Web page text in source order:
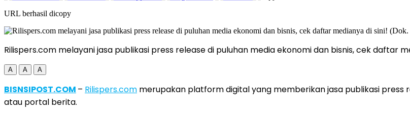
URL berhasil dicopy
Rilispers.com melayani jasa publikasi press release di puluhan media ekonomi dan bisnis, cek daftar
A A A
BISNSIPOST.COM – Rilispers.com merupakan platform digital yang memberikan jasa publikasi
atau portal berita.